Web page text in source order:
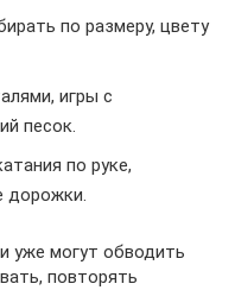
по размеру, цвету
игры с
песок.
по руке,
дорожки.
уже могут обводить
повторять